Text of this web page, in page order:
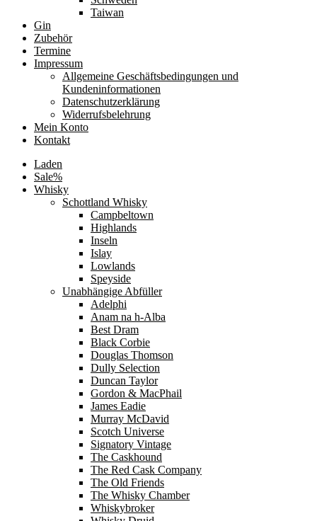
Taiwan
Gin
Zubehör
Termine
Impressum
Allgemeine Geschäftsbedingungen und
Kundeninformationen
Datenschutzerklärung
Widerrufsbelehrung
Mein Konto
Kontakt
Laden
Sale%
Whisky
Schottland Whisky
Campbeltown
Highlands
Inseln
Islay
Lowlands
Speyside
Unabhängige Abfüller
Adelphi
Anam na h-Alba
Best Dram
Black Corbie
Douglas Thomson
Dully Selection
Duncan Taylor
Gordon & MacPhail
James Eadie
Murray McDavid
Scotch Universe
Signatory Vintage
The Caskhound
The Red Cask Company
The Old Friends
The Whisky Chamber
Whiskybroker